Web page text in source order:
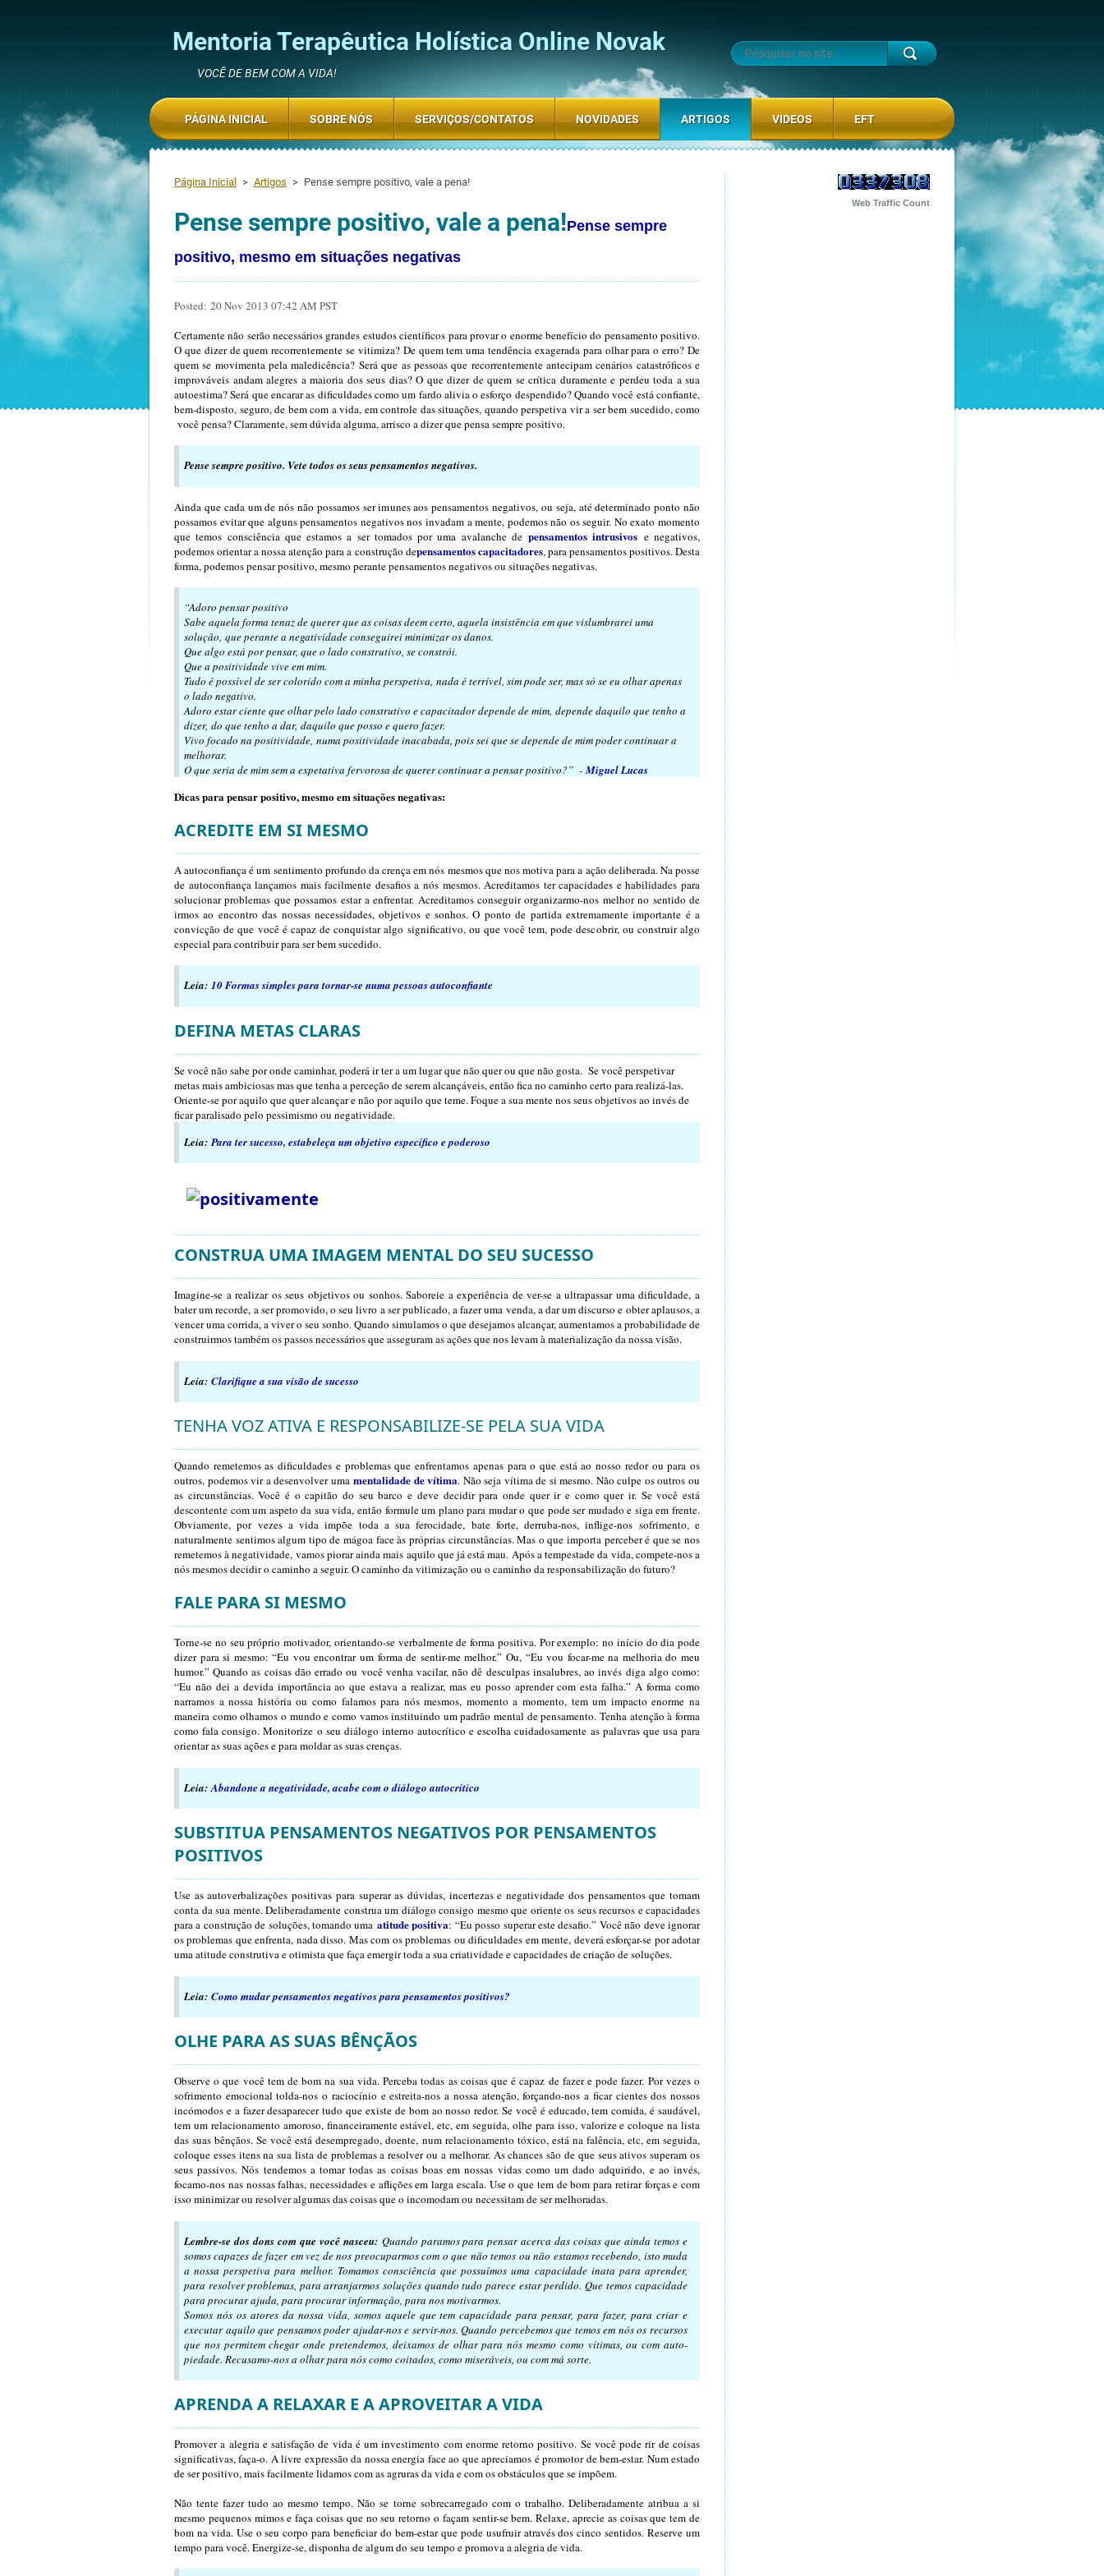
Mentoria Terapêutica Holística Online Novak
VOCÊ DE BEM COM A VIDA!
Página Inicial > Artigos > Pense sempre positivo, vale a pena!
Pense sempre positivo, vale a pena!Pense sempre
positivo, mesmo em situações negativas
Posted: 20 Nov 2013 07:42 AM PST
Certamente não serão necessários grandes estudos científicos para provar o enorme benefício do pensamento positivo.
O que dizer de quem recorrentemente se vitimiza? De quem tem uma tendência exagerada para olhar para o erro? De
quem se movimenta pela maledicência? Será que as pessoas que recorrentemente antecipam cenários catastróficos e
improváveis andam alegres a maioria dos seus dias? O que dizer de quem se crítica duramente e perdeu toda a sua
autoestima? Será que encarar as dificuldades como um fardo alivia o esforço despendido? Quando você está confiante,
bem-disposto, seguro, de bem com a vida, em controle das situações, quando perspetiva vir a ser bem sucedido, como
você pensa? Claramente, sem dúvida alguma, arrisco a dizer que pensa sempre positivo.
Pense sempre positivo. Vete todos os seus pensamentos negativos.
Ainda que cada um de nós não possamos ser imunes aos pensamentos negativos, ou seja, até determinado ponto não
possamos evitar que alguns pensamentos negativos nos invadam a mente, podemos não os seguir. No exato momento
que temos consciência que estamos a ser tomados por uma avalanche depensamentos intrusivos e negativos,
podemos orientar a nossa atenção para a construção depensamentos capacitadores, para pensamentos positivos. Desta
forma, podemos pensar positivo, mesmo perante pensamentos negativos ou situações negativas.
“Adoro pensar positivo
Sabe aquela forma tenaz de querer que as coisas deem certo, aquela insistência em que vislumbrarei uma
solução, que perante a negatividade conseguirei minimizar os danos.
Que algo está por pensar, que o lado construtivo, se constrói.
Que a positividade vive em mim.
Tudo é possível de ser colorido com a minha perspetiva, nada é terrível, sim pode ser, mas só se eu olhar apenas
o lado negativo.
Adoro estar ciente que olhar pelo lado construtivo e capacitador depende de mim, depende daquilo que tenho a
dizer, do que tenho a dar, daquilo que posso e quero fazer.
Vivo focado na positividade, numa positividade inacabada, pois sei que se depende de mim poder continuar a
melhorar.
O que seria de mim sem a expetativa fervorosa de querer continuar a pensar positivo?” -Miguel Lucas
Dicas para pensar positivo, mesmo em situações negativas:
ACREDITE EM SI MESMO
A autoconfiança é um sentimento profundo da crença em nós mesmos que nos motiva para a ação deliberada. Na posse
de autoconfiança lançamos mais facilmente desafios a nós mesmos. Acreditamos ter capacidades e habilidades para
solucionar problemas que possamos estar a enfrentar. Acreditamos conseguir organizarmo-nos melhor no sentido de
irmos ao encontro das nossas necessidades, objetivos e sonhos. O ponto de partida extremamente importante é a
convicção de que você é capaz de conquistar algo significativo, ou que você tem, pode descobrir, ou construir algo
especial para contribuir para ser bem sucedido.
Leia: 10 Formas simples para tornar-se numa pessoas autoconfiante
DEFINA METAS CLARAS
Se você não sabe por onde caminhar, poderá ir ter a um lugar que não quer ou que não gosta. Se você perspetivar
metas mais ambiciosas mas que tenha a perceção de serem alcançáveis, então fica no caminho certo para realizá-las.
Oriente-se por aquilo que quer alcançar e não por aquilo que teme. Foque a sua mente nos seus objetivos ao invés de
ficar paralisado pelo pessimismo ou negatividade.
Leia: Para ter sucesso, estabeleça um objetivo específico e poderoso
CONSTRUA UMA IMAGEM MENTAL DO SEU SUCESSO
Imagine-se a realizar os seus objetivos ou sonhos. Saboreie a experiência de ver-se a ultrapassar uma dificuldade, a
bater um recorde, a ser promovido, o seu livro a ser publicado, a fazer uma venda, a dar um discurso e obter aplausos, a
vencer uma corrida, a viver o seu sonho. Quando simulamos o que desejamos alcançar, aumentamos a probabilidade de
construirmos também os passos necessários que asseguram as ações que nos levam à materialização da nossa visão.
Leia: Clarifique a sua visão de sucesso
TENHA VOZ ATIVA E RESPONSABILIZE-SE PELA SUA VIDA
Quando remetemos as dificuldades e problemas que enfrentamos apenas para o que está ao nosso redor ou para os
outros, podemos vir a desenvolver umamentalidade de vítima. Não seja vítima de si mesmo. Não culpe os outros ou
as circunstâncias. Você é o capitão do seu barco e deve decidir para onde quer ir e como quer ir. Se você está
descontente com um aspeto da sua vida, então formule um plano para mudar o que pode ser mudado e siga em frente.
Obviamente, por vezes a vida impõe toda a sua ferocidade, bate forte, derruba-nos, inflige-nos sofrimento, e
naturalmente sentimos algum tipo de mágoa face às próprias circunstâncias. Mas o que importa perceber é que se nos
remetemos à negatividade, vamos piorar ainda mais aquilo que já está mau. Após a tempestade da vida, compete-nos a
nós mesmos decidir o caminho a seguir. O caminho da vitimização ou o caminho da responsabilização do futuro?
FALE PARA SI MESMO
Torne-se no seu próprio motivador, orientando-se verbalmente de forma positiva. Por exemplo: no início do dia pode
dizer para si mesmo: “Eu vou encontrar um forma de sentir-me melhor.” Ou, “Eu vou focar-me na melhoria do meu
humor.” Quando as coisas dão errado ou você venha vacilar, não dê desculpas insalubres, ao invés diga algo como:
“Eu não dei a devida importância ao que estava a realizar, mas eu posso aprender com esta falha.” A forma como
narramos a nossa história ou como falamos para nós mesmos, momento a momento, tem um impacto enorme na
maneira como olhamos o mundo e como vamos instituindo um padrão mental de pensamento. Tenha atenção à forma
como fala consigo. Monitorize o seu diálogo interno autocrítico e escolha cuidadosamente as palavras que usa para
orientar as suas ações e para moldar as suas crenças.
Leia: Abandone a negatividade, acabe com o diálogo autocrítico
SUBSTITUA PENSAMENTOS NEGATIVOS POR PENSAMENTOS
POSITIVOS
Use as autoverbalizações positivas para superar as dúvidas, incertezas e negatividade dos pensamentos que tomam
conta da sua mente. Deliberadamente construa um diálogo consigo mesmo que oriente os seus recursos e capacidades
para a construção de soluções, tomando uma atitude positiva: “Eu posso superar este desafio.” Você não deve ignorar
os problemas que enfrenta, nada disso. Mas com os problemas ou dificuldades em mente, deverá esforçar-se por adotar
uma atitude construtiva e otimista que faça emergir toda a sua criatividade e capacidades de criação de soluções.
Leia: Como mudar pensamentos negativos para pensamentos positivos?
OLHE PARA AS SUAS BÊNÇÃOS
Observe o que você tem de bom na sua vida. Perceba todas as coisas que é capaz de fazer e pode fazer. Por vezes o
sofrimento emocional tolda-nos o raciocínio e estreita-nos a nossa atenção, forçando-nos a ficar cientes dos nossos
incómodos e a fazer desaparecer tudo que existe de bom ao nosso redor. Se você é educado, tem comida, é saudável,
tem um relacionamento amoroso, financeiramente estável, etc, em seguida, olhe para isso, valorize e coloque na lista
das suas bênçãos. Se você está desempregado, doente, num relacionamento tóxico, está na falência, etc, em seguida,
coloque esses itens na sua lista de problemas a resolver ou a melhorar. As chances são de que seus ativos superam os
seus passivos. Nós tendemos a tomar todas as coisas boas em nossas vidas como um dado adquirido, e ao invés,
focamo-nos nas nossas falhas, necessidades e aflições em larga escala. Use o que tem de bom para retirar forças e com
isso minimizar ou resolver algumas das coisas que o incomodam ou necessitam de ser melhoradas.
Lembre-se dos dons com que você nasceu:Quando paramos para pensar acerca das coisas que ainda temos e
somos capazes de fazer em vez de nos preocuparmos com o que não temos ou não estamos recebendo, isto muda
a nossa perspetiva para melhor. Tomamos consciência que possuímos uma capacidade inata para aprender,
para resolver problemas, para arranjarmos soluções quando tudo parece estar perdido. Que temos capacidade
para procurar ajuda, para procurar informação, para nos motivarmos.
Somos nós os atores da nossa vida, somos aquele que tem capacidade para pensar, para fazer, para criar e
executar aquilo que pensamos poder ajudar-nos e servir-nos. Quando percebemos que temos em nós os recursos
que nos permitem chegar onde pretendemos, deixamos de olhar para nós mesmo como vítimas, ou com auto-
piedade. Recusamo-nos a olhar para nós como coitados, como miseráveis, ou com má sorte.
APRENDA A RELAXAR E A APROVEITAR A VIDA
Promover a alegria e satisfação de vida é um investimento com enorme retorno positivo. Se você pode rir de coisas
significativas, faça-o. A livre expressão da nossa energia face ao que apreciamos é promotor de bem-estar. Num estado
de ser positivo, mais facilmente lidamos com as agruras da vida e com os obstáculos que se impõem.
Não tente fazer tudo ao mesmo tempo. Não se torne sobrecarregado com o trabalho. Deliberadamente atribua a si
mesmo pequenos mimos e faça coisas que no seu retorno o façam sentir-se bem. Relaxe, aprecie as coisas que tem de
bom na vida. Use o seu corpo para beneficiar do bem-estar que pode usufruir através dos cinco sentidos. Reserve um
tempo para você. Energize-se, disponha de algum do seu tempo e promova a alegria de vida.
Web Traffic Count
PÁGINA INICIAL SOBRE NÓS SERVIÇOS/CONTATOS NOVIDADES ARTIGOS VIDEOS EFT